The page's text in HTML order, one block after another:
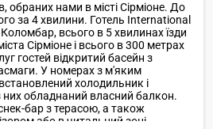
обраних нами в місті Сірміоне. До
за 4 хвилини. Готель International
всього в 5 хвилинах їзди
Сірміоне і всього в 300 метрах
гостей відкритий басейн з
У номерах з м'яким
холодильник і
них обладнаний власний балкон.
бар з терасою, а також
або в читальний зоні.